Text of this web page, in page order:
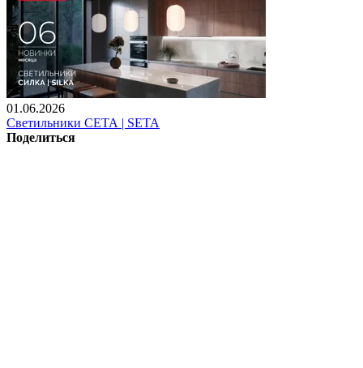
01.06.2026
Светильники СЕТА | SETA
Поделиться